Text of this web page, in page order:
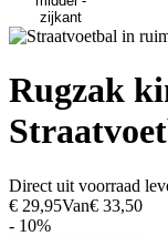
Rugzak
Direct uit voorraad
€ 29,95Van€ 33,50
- 10%